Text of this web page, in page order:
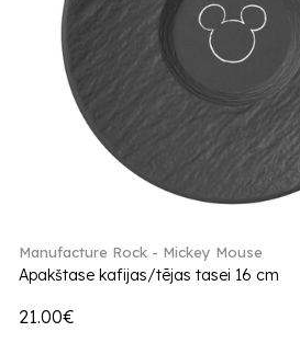
Manufacture Rock - Mickey Mouse
Apakštase kafijas/tējas tasei 16 cm
21.00€